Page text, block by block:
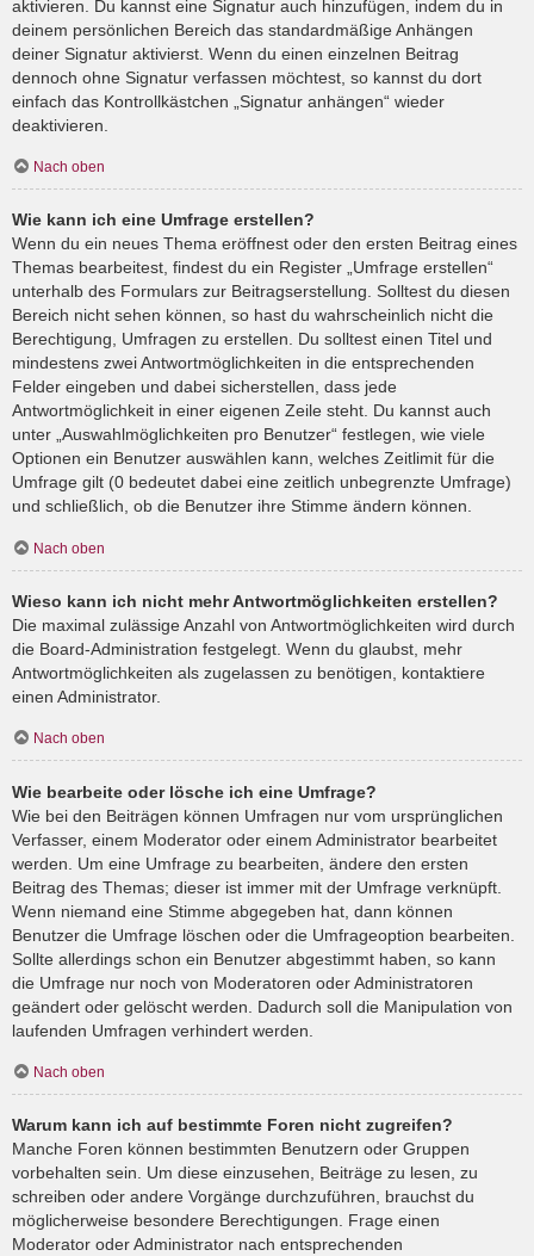
aktivieren. Du kannst eine Signatur auch hinzufügen, indem du in
deinem persönlichen Bereich das standardmäßige Anhängen
deiner Signatur aktivierst. Wenn du einen einzelnen Beitrag
dennoch ohne Signatur verfassen möchtest, so kannst du dort
einfach das Kontrollkästchen „Signatur anhängen“ wieder
deaktivieren.
Nach oben
Wie kann ich eine Umfrage erstellen?
Wenn du ein neues Thema eröffnest oder den ersten Beitrag eines
Themas bearbeitest, findest du ein Register „Umfrage erstellen“
unterhalb des Formulars zur Beitragserstellung. Solltest du diesen
Bereich nicht sehen können, so hast du wahrscheinlich nicht die
Berechtigung, Umfragen zu erstellen. Du solltest einen Titel und
mindestens zwei Antwortmöglichkeiten in die entsprechenden
Felder eingeben und dabei sicherstellen, dass jede
Antwortmöglichkeit in einer eigenen Zeile steht. Du kannst auch
unter „Auswahlmöglichkeiten pro Benutzer“ festlegen, wie viele
Optionen ein Benutzer auswählen kann, welches Zeitlimit für die
Umfrage gilt (0 bedeutet dabei eine zeitlich unbegrenzte Umfrage)
und schließlich, ob die Benutzer ihre Stimme ändern können.
Nach oben
Wieso kann ich nicht mehr Antwortmöglichkeiten erstellen?
Die maximal zulässige Anzahl von Antwortmöglichkeiten wird durch
die Board-Administration festgelegt. Wenn du glaubst, mehr
Antwortmöglichkeiten als zugelassen zu benötigen, kontaktiere
einen Administrator.
Nach oben
Wie bearbeite oder lösche ich eine Umfrage?
Wie bei den Beiträgen können Umfragen nur vom ursprünglichen
Verfasser, einem Moderator oder einem Administrator bearbeitet
werden. Um eine Umfrage zu bearbeiten, ändere den ersten
Beitrag des Themas; dieser ist immer mit der Umfrage verknüpft.
Wenn niemand eine Stimme abgegeben hat, dann können
Benutzer die Umfrage löschen oder die Umfrageoption bearbeiten.
Sollte allerdings schon ein Benutzer abgestimmt haben, so kann
die Umfrage nur noch von Moderatoren oder Administratoren
geändert oder gelöscht werden. Dadurch soll die Manipulation von
laufenden Umfragen verhindert werden.
Nach oben
Warum kann ich auf bestimmte Foren nicht zugreifen?
Manche Foren können bestimmten Benutzern oder Gruppen
vorbehalten sein. Um diese einzusehen, Beiträge zu lesen, zu
schreiben oder andere Vorgänge durchzuführen, brauchst du
möglicherweise besondere Berechtigungen. Frage einen
Moderator oder Administrator nach entsprechenden